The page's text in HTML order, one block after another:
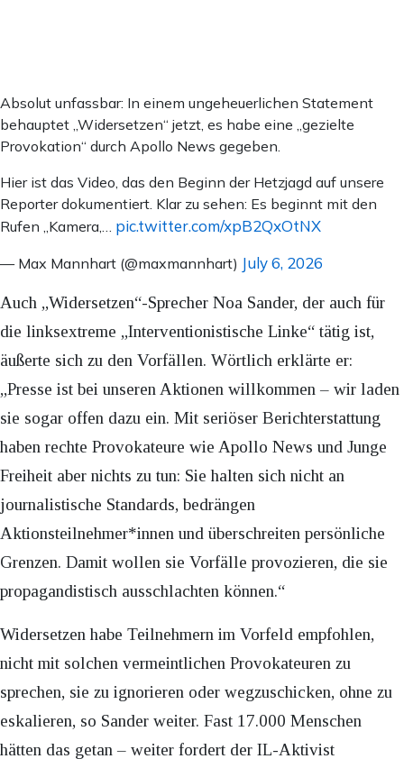
Absolut unfassbar: In einem ungeheuerlichen Statement
behauptet „Widersetzen“ jetzt, es habe eine „gezielte
Provokation“ durch Apollo News gegeben.
Hier ist das Video, das den Beginn der Hetzjagd auf unsere
Reporter dokumentiert. Klar zu sehen: Es beginnt mit den
Rufen „Kamera,… pic.twitter.com/xpB2QxOtNX
— Max Mannhart (@maxmannhart) July 6, 2026
Auch „Widersetzen“-Sprecher Noa Sander, der auch für
die linksextreme „Interventionistische Linke“ tätig ist,
äußerte sich zu den Vorfällen. Wörtlich erklärte er:
„Presse ist bei unseren Aktionen willkommen – wir laden
sie sogar offen dazu ein. Mit seriöser Berichterstattung
haben rechte Provokateure wie Apollo News und Junge
Freiheit aber nichts zu tun: Sie halten sich nicht an
journalistische Standards, bedrängen
Aktionsteilnehmer*innen und überschreiten persönliche
Grenzen. Damit wollen sie Vorfälle provozieren, die sie
propagandistisch ausschlachten können.“
Widersetzen habe Teilnehmern im Vorfeld empfohlen,
nicht mit solchen vermeintlichen Provokateuren zu
sprechen, sie zu ignorieren oder wegzuschicken, ohne zu
eskalieren, so Sander weiter. Fast 17.000 Menschen
hätten das getan – weiter fordert der IL-Aktivist